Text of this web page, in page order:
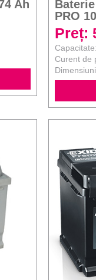
Ah
PRO
Preț:
Curent de